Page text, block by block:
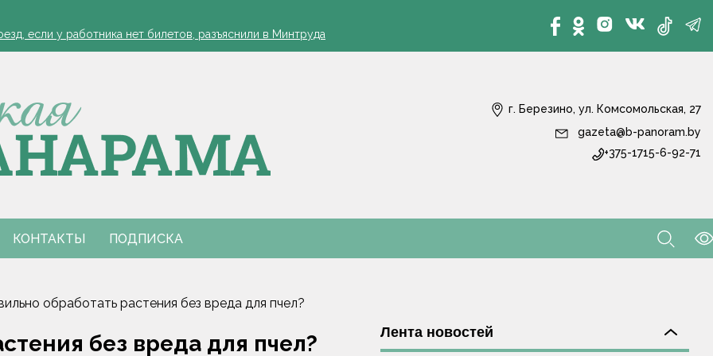
если у работника нет билетов, разъяснили в Минтруда
работников АПК
обязательна
Столинском районе
если у работника нет билетов, разъяснили в Минтруда
работников АПК
обязательна
Столинском районе
г. Березино, ул. Комсомольская, 27
gazeta@b-panoram.by
+375-1715-6-92-71
КОНТАКТЫ ПОДПИСКА
обработать растения без вреда для пчел?
без вреда для пчел? Лента новостей